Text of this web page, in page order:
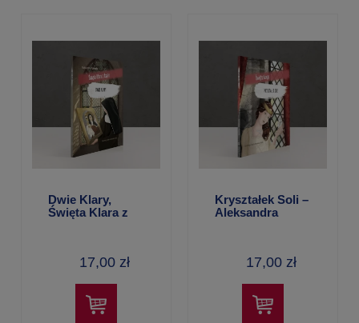
Dwie Klary,
Święta Klara z
17,00 zł
Kryształek Soli –
Aleksandra
17,00 zł